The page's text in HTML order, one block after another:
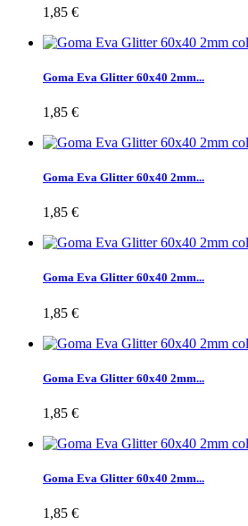
1,85 €
Goma Eva Glitter 60x40 2mm...
1,85 €
Goma Eva Glitter 60x40 2mm...
1,85 €
Goma Eva Glitter 60x40 2mm...
1,85 €
Goma Eva Glitter 60x40 2mm...
1,85 €
Goma Eva Glitter 60x40 2mm...
1,85 €